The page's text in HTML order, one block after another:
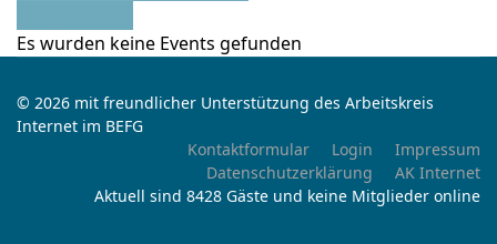
Es wurden keine Events gefunden
© 2026 mit freundlicher Unterstützung des Arbeitskreis
Internet im BEFG
Kontaktformular
Login
Impressum
Datenschutzerklärung
AK Internet
Aktuell sind 8428 Gäste und keine Mitglieder online